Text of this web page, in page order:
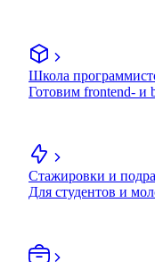
Школа
Готовим frontend- и
Стажировки и
Для студентов и